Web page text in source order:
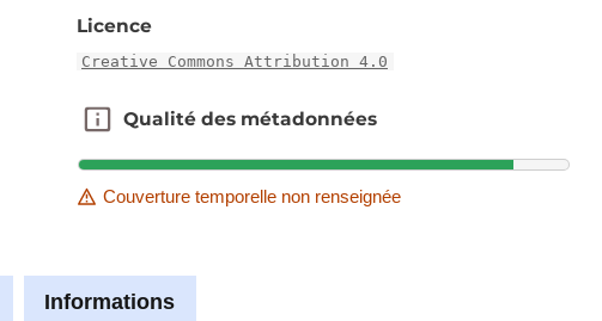
Licence
Creative Commons Attribution 4.0
Qualité des métadonnées
Qualité des métadonnées
Couverture temporelle non renseignée
Informations